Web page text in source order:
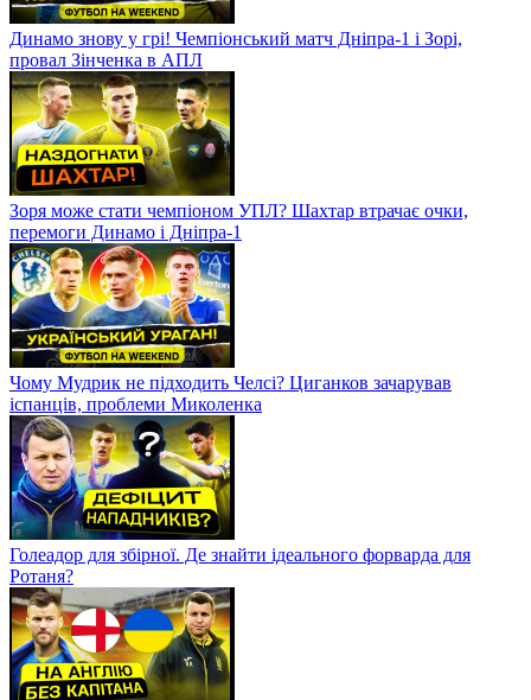
Динамо знову у грі! Чемпіонський матч Дніпра-1 і Зорі,
провал Зінченка в АПЛ
Зоря може стати чемпіоном УПЛ? Шахтар втрачає очки,
перемоги Динамо і Дніпра-1
Чому Мудрик не підходить Челсі? Циганков зачарував
іспанців, проблеми Миколенка
Голеадор для збірної. Де знайти ідеального форварда для
Ротаня?